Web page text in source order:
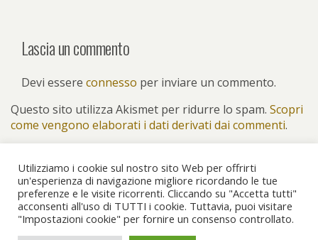
Lascia un commento
Devi essere connesso per inviare un commento.
Questo sito utilizza Akismet per ridurre lo spam. Scopri
come vengono elaborati i dati derivati dai commenti.
Torna su
Dispositivo Portatile Pc Desktop
Utilizziamo i cookie sul nostro sito Web per offrirti
un'esperienza di navigazione migliore ricordando le tue
preferenze e le visite ricorrenti. Cliccando su "Accetta tutti"
acconsenti all'uso di TUTTI i cookie. Tuttavia, puoi visitare
"Impostazioni cookie" per fornire un consenso controllato.